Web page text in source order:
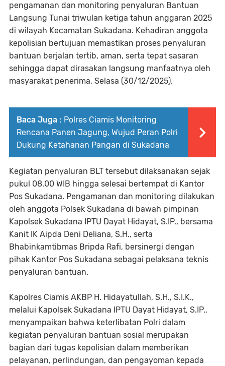
pengamanan dan monitoring penyaluran Bantuan
Langsung Tunai triwulan ketiga tahun anggaran 2025
di wilayah Kecamatan Sukadana. Kehadiran anggota
kepolisian bertujuan memastikan proses penyaluran
bantuan berjalan tertib, aman, serta tepat sasaran
sehingga dapat dirasakan langsung manfaatnya oleh
masyarakat penerima, Selasa (30/12/2025).
Baca Juga : Polres Ciamis Monitoring
Rencana Panen Jagung, Wujud Peran Polri
Dukung Ketahanan Pangan di Sukadana
Kegiatan penyaluran BLT tersebut dilaksanakan sejak
pukul 08.00 WIB hingga selesai bertempat di Kantor
Pos Sukadana. Pengamanan dan monitoring dilakukan
oleh anggota Polsek Sukadana di bawah pimpinan
Kapolsek Sukadana IPTU Dayat Hidayat, S.IP., bersama
Kanit IK Aipda Deni Deliana, S.H., serta
Bhabinkamtibmas Bripda Rafi, bersinergi dengan
pihak Kantor Pos Sukadana sebagai pelaksana teknis
penyaluran bantuan.
Kapolres Ciamis AKBP H. Hidayatullah, S.H., S.I.K.,
melalui Kapolsek Sukadana IPTU Dayat Hidayat, S.IP.,
menyampaikan bahwa keterlibatan Polri dalam
kegiatan penyaluran bantuan sosial merupakan
bagian dari tugas kepolisian dalam memberikan
pelayanan, perlindungan, dan pengayoman kepada